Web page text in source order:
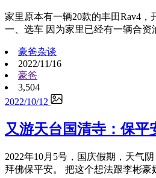
家里原本有一辆20款的丰田Rav4
一、选车 因为家里已经有一辆合
豪爸杂谈
2022/11/16
豪爸
3,504
2022/10/12
又游天台国清寺：保平
2022年10月5号，国庆假期，天气
拜佛保平安。 把这个想法跟李彬